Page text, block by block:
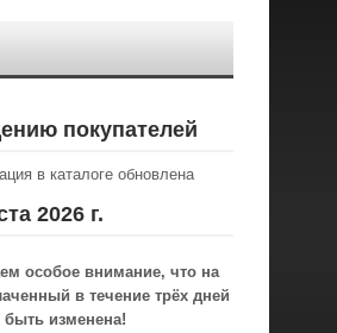
покупателей
в каталоге обновлена
2026 г.
особое внимание, что на
в течениe трёх дней
быть изменена!